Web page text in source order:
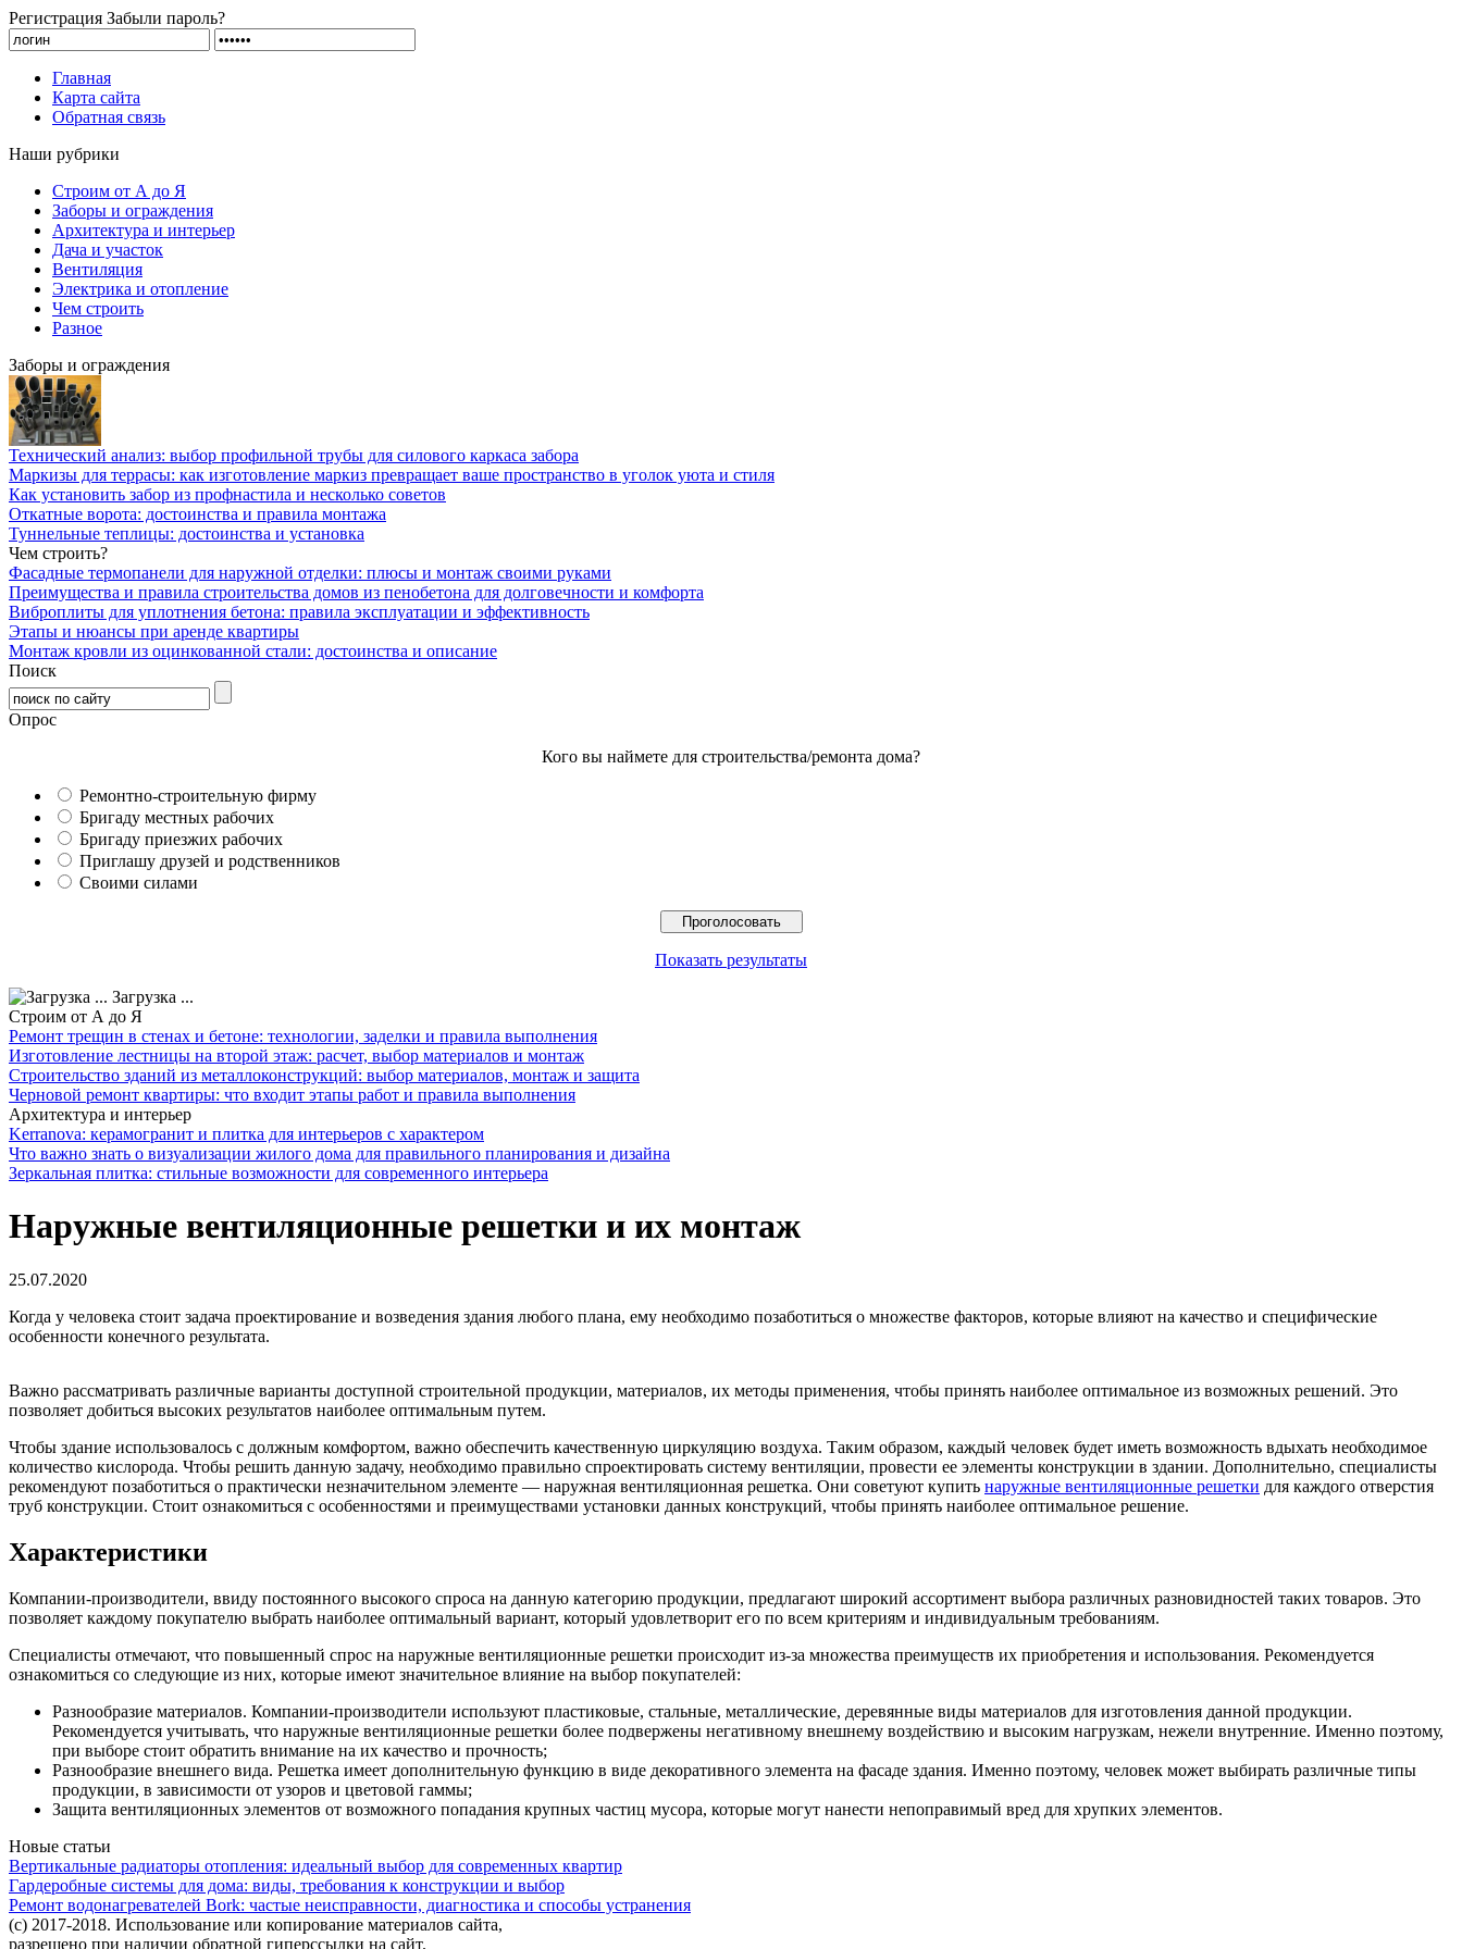
Регистрация Забыли пароль?
Главная
Карта сайта
Обратная связь
Наши рубрики
Строим от А до Я
Заборы и ограждения
Архитектура и интерьер
Дача и участок
Вентиляция
Электрика и отопление
Чем строить
Разное
Заборы и ограждения
Технический анализ: выбор профильной трубы для силового каркаса забора
Маркизы для террасы: как изготовление маркиз превращает ваше пространство в уголок уюта и стиля
Как установить забор из профнастила и несколько советов
Откатные ворота: достоинства и правила монтажа
Туннельные теплицы: достоинства и установка
Чем строить?
Фасадные термопанели для наружной отделки: плюсы и монтаж своими руками
Преимущества и правила строительства домов из пенобетона для долговечности и комфорта
Виброплиты для уплотнения бетона: правила эксплуатации и эффективность
Этапы и нюансы при аренде квартиры
Монтаж кровли из оцинкованной стали: достоинства и описание
Поиск
Опрос
Кого вы наймете для строительства/ремонта дома?
Ремонтно-строительную фирму
Бригаду местных рабочих
Бригаду приезжих рабочих
Приглашу друзей и родственников
Своими силами
Показать результаты
Загрузка ...
Строим от А до Я
Ремонт трещин в стенах и бетоне: технологии, заделки и правила выполнения
Изготовление лестницы на второй этаж: расчет, выбор материалов и монтаж
Строительство зданий из металлоконструкций: выбор материалов, монтаж и защита
Черновой ремонт квартиры: что входит этапы работ и правила выполнения
Архитектура и интерьер
Kerranova: керамогранит и плитка для интерьеров с характером
Что важно знать о визуализации жилого дома для правильного планирования и дизайна
Зеркальная плитка: стильные возможности для современного интерьера
Наружные вентиляционные решетки и их монтаж
25.07.2020
Когда у человека стоит задача проектирование и возведения здания любого плана, ему необходимо позаботиться о множестве факторов, которые влияют на качество и специфические
особенности конечного результата.
Важно рассматривать различные варианты доступной строительной продукции, материалов, их методы применения, чтобы принять наиболее оптимальное из возможных решений. Это
позволяет добиться высоких результатов наиболее оптимальным путем.
Чтобы здание использовалось с должным комфортом, важно обеспечить качественную циркуляцию воздуха. Таким образом, каждый человек будет иметь возможность вдыхать необходимое
количество кислорода. Чтобы решить данную задачу, необходимо правильно спроектировать систему вентиляции, провести ее элементы конструкции в здании. Дополнительно, специалисты
рекомендуют позаботиться о практически незначительном элементе — наружная вентиляционная решетка. Они советуют купить наружные вентиляционные решетки для каждого отверстия
труб конструкции. Стоит ознакомиться с особенностями и преимуществами установки данных конструкций, чтобы принять наиболее оптимальное решение.
Характеристики
Компании-производители, ввиду постоянного высокого спроса на данную категорию продукции, предлагают широкий ассортимент выбора различных разновидностей таких товаров. Это
позволяет каждому покупателю выбрать наиболее оптимальный вариант, который удовлетворит его по всем критериям и индивидуальным требованиям.
Специалисты отмечают, что повышенный спрос на наружные вентиляционные решетки происходит из-за множества преимуществ их приобретения и использования. Рекомендуется
ознакомиться со следующие из них, которые имеют значительное влияние на выбор покупателей:
Разнообразие материалов. Компании-производители используют пластиковые, стальные, металлические, деревянные виды материалов для изготовления данной продукции.
Рекомендуется учитывать, что наружные вентиляционные решетки более подвержены негативному внешнему воздействию и высоким нагрузкам, нежели внутренние. Именно поэтому,
при выборе стоит обратить внимание на их качество и прочность;
Разнообразие внешнего вида. Решетка имеет дополнительную функцию в виде декоративного элемента на фасаде здания. Именно поэтому, человек может выбирать различные типы
продукции, в зависимости от узоров и цветовой гаммы;
Защита вентиляционных элементов от возможного попадания крупных частиц мусора, которые могут нанести непоправимый вред для хрупких элементов.
Новые статьи
Вертикальные радиаторы отопления: идеальный выбор для современных квартир
Гардеробные системы для дома: виды, требования к конструкции и выбор
Ремонт водонагревателей Bork: частые неисправности, диагностика и способы устранения
(c) 2017-2018. Использование или копирование материалов сайта,
разрешено при наличии обратной гиперссылки на сайт.